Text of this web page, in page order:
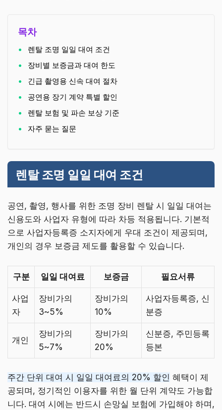
목차
렌탈 조명 일일 대여 조건
장비별 보증금과 대여 한도
긴급 촬영용 신속 대여 절차
공연용 장기 계약 특별 할인
렌탈 보험 및 파손 보상 기준
자주 묻는 질문
렌탈 조명 일일 대여 조건
공연, 촬영, 행사를 위한 조명 장비 렌탈 시 일일 대여는
신용도와 사업자 유형에 따라 차등 적용됩니다. 기본적
으로 사업자등록증 소지자에게 우대 조건이 제공되며,
개인의 경우 보증금 제도를 활용할 수 있습니다.
구분 일일 대여료 보증금 필요서류
사업
자
장비가의
3~5%
장비가의
10%
사업자등록증, 신
분증
개인
장비가의
5~7%
장비가의
20%
신분증, 주민등록
등본
주간 단위 대여 시 일일 대여료의 20% 할인 혜택이 제
공되며, 정기적인 이용자를 위한 월 단위 계약도 가능합
니다. 대여 시에는 반드시 손망실 보험에 가입해야 하며,